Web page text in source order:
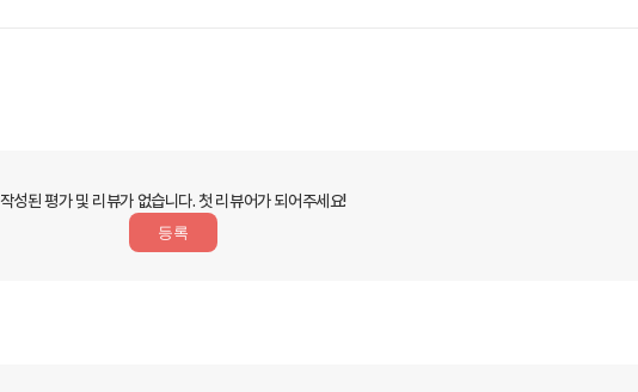
작성된 평가 및 리뷰가 없습니다. 첫 리뷰어가 되어주세요!
등록